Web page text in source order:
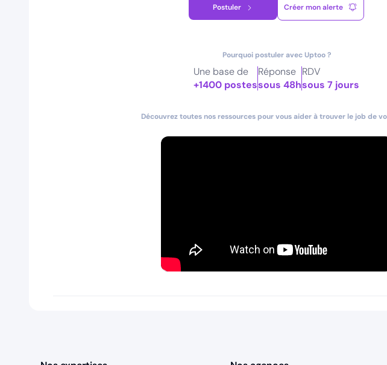
Postuler Créer mon alerte
Pourquoi postuler avec Uptoo ?
Une base de
+1400 postes
Réponse
sous 48h
RDV
sous 7 jours
Découvrez toutes nos ressources pour vous aider à trouver le job de